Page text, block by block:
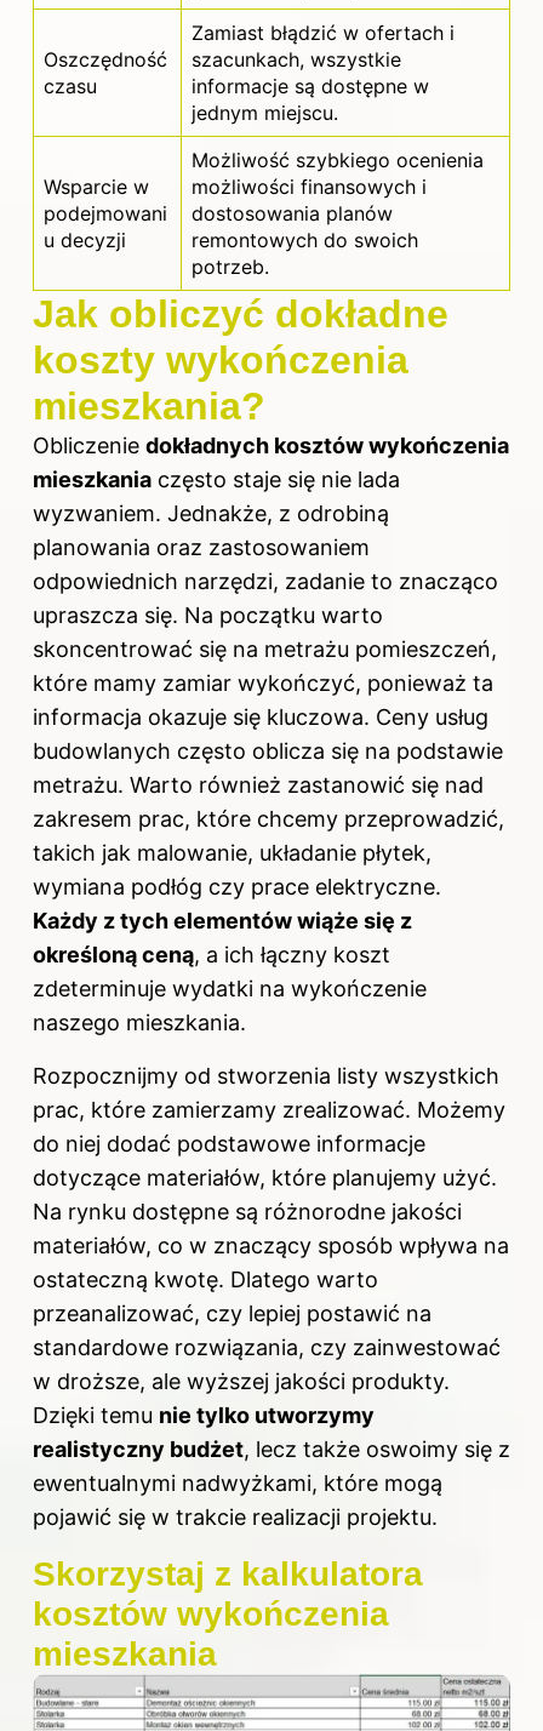
Oszczędność
czasu
Zamiast błądzić w ofertach i
szacunkach, wszystkie
informacje są dostępne w
jednym miejscu.
Wsparcie w
podejmowani
u decyzji
Możliwość szybkiego ocenienia
możliwości finansowych i
dostosowania planów
remontowych do swoich
potrzeb.
Jak obliczyć dokładne
koszty wykończenia
mieszkania?
Obliczenie dokładnych kosztów wykończenia
mieszkania często staje się nie lada
wyzwaniem. Jednakże, z odrobiną
planowania oraz zastosowaniem
odpowiednich narzędzi, zadanie to znacząco
upraszcza się. Na początku warto
skoncentrować się na metrażu pomieszczeń,
które mamy zamiar wykończyć, ponieważ ta
informacja okazuje się kluczowa. Ceny usług
budowlanych często oblicza się na podstawie
metrażu. Warto również zastanowić się nad
zakresem prac, które chcemy przeprowadzić,
takich jak malowanie, układanie płytek,
wymiana podłóg czy prace elektryczne.
Każdy z tych elementów wiąże się z
określoną ceną, a ich łączny koszt
zdeterminuje wydatki na wykończenie
naszego mieszkania.
Rozpocznijmy od stworzenia listy wszystkich
prac, które zamierzamy zrealizować. Możemy
do niej dodać podstawowe informacje
dotyczące materiałów, które planujemy użyć.
Na rynku dostępne są różnorodne jakości
materiałów, co w znaczący sposób wpływa na
ostateczną kwotę. Dlatego warto
przeanalizować, czy lepiej postawić na
standardowe rozwiązania, czy zainwestować
w droższe, ale wyższej jakości produkty.
Dzięki temu nie tylko utworzymy
realistyczny budżet, lecz także oswoimy się z
ewentualnymi nadwyżkami, które mogą
pojawić się w trakcie realizacji projektu.
Skorzystaj z kalkulatora
kosztów wykończenia
mieszkania